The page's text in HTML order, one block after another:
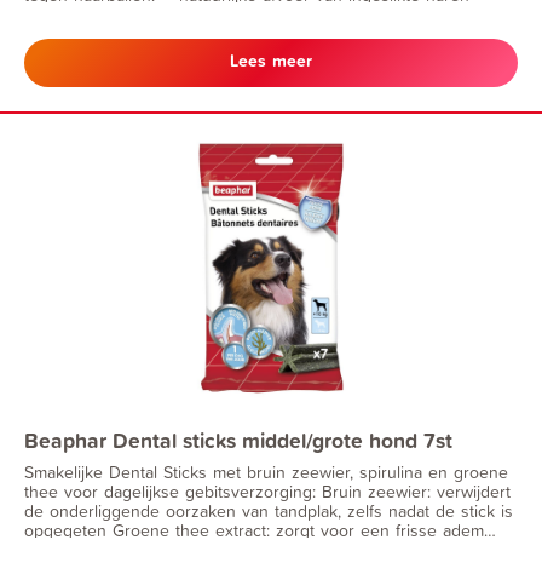
Lees meer
Beaphar Dental sticks middel/grote hond 7st
Smakelijke Dental Sticks met bruin zeewier, spirulina en groene
thee voor dagelijkse gebitsverzorging: Bruin zeewier: verwijdert
de onderliggende oorzaken van tandplak, zelfs nadat de stick is
opgegeten Groene thee extract: zorgt voor een frisse adem